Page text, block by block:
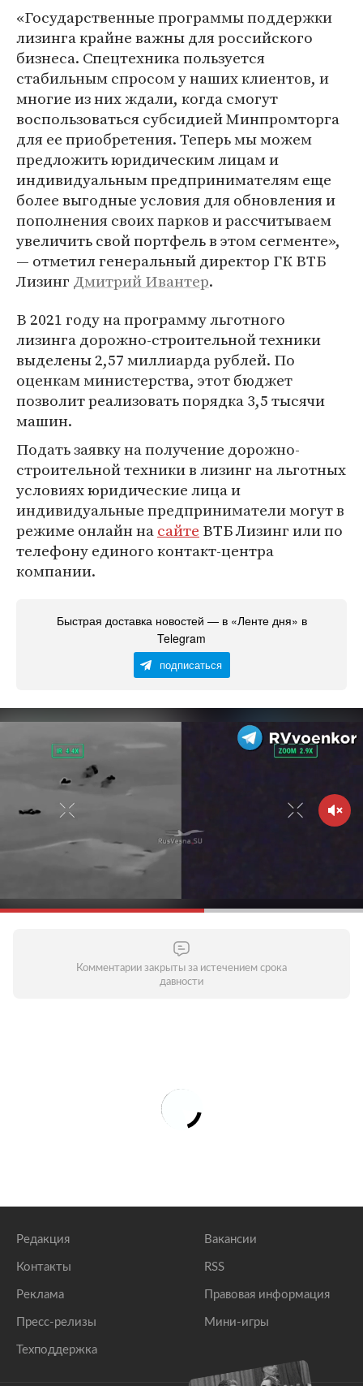
«Государственные программы поддержки
лизинга крайне важны для российского
бизнеса. Спецтехника пользуется
стабильным спросом у наших клиентов, и
многие из них ждали, когда смогут
воспользоваться субсидией Минпромторга
для ее приобретения. Теперь мы можем
предложить юридическим лицам и
индивидуальным предпринимателям еще
более выгодные условия для обновления и
пополнения своих парков и рассчитываем
увеличить свой портфель в этом сегменте»,
— отметил генеральный директор ГК ВТБ
Лизинг Дмитрий Ивантер.
В 2021 году на программу льготного
лизинга дорожно-строительной техники
выделены 2,57 миллиарда рублей. По
оценкам министерства, этот бюджет
позволит реализовать порядка 3,5 тысячи
машин.
Подать заявку на получение дорожно-
строительной техники в лизинг на льготных
условиях юридические лица и
индивидуальные предприниматели могут в
режиме онлайн насайте ВТБ Лизинг или по
телефону единого контакт-центра
компании.
Быстрая доставка новостей — в «Ленте дня» в
Telegram
подписаться
Комментарии закрыты за истечением срока
давности
Редакция
Контакты
Реклама
Пресс-релизы
Техподдержка
Вакансии
RSS
Правовая информация
Мини-игры